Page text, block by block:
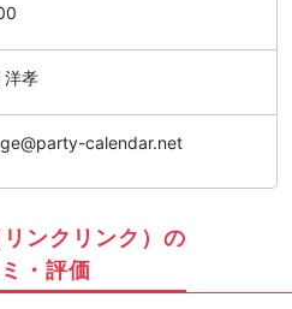
洋孝
calendar.net
ンクリンク）の
・評価